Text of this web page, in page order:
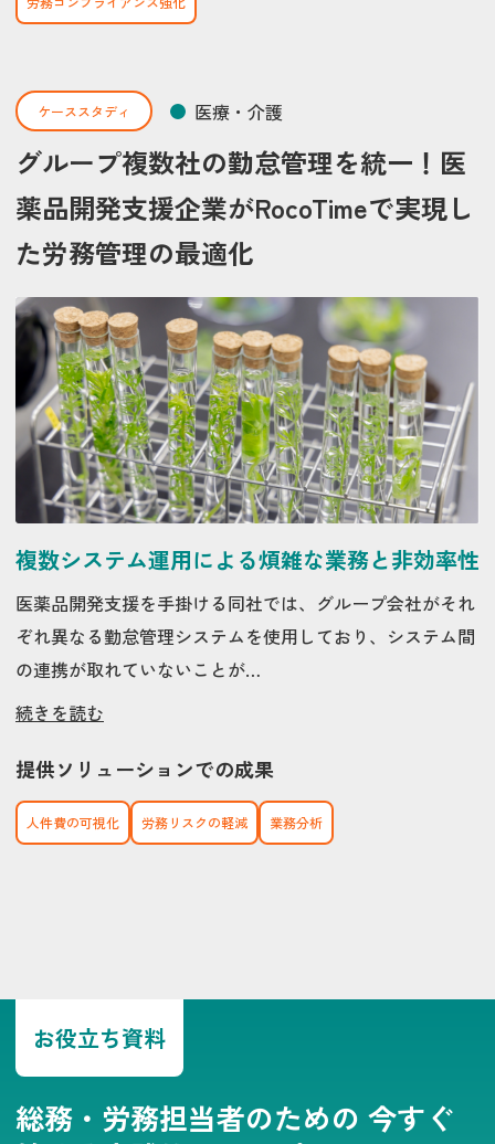
ケーススタディ 医療・介護
グループ複数社の勤怠管理を統一！医
薬品開発支援企業がRocoTimeで実現し
た労務管理の最適化
複数システム運用による煩雑な業務と非効率性
医薬品開発支援を手掛ける同社では、グループ会社がそれ
ぞれ異なる勤怠管理システムを使用しており、システム間
の連携が取れていないことが…
続きを読む
提供ソリューションでの成果
人件費の可視化 労務リスクの軽減 業務分析
お役立ち資料
総務・労務担当者のための 今すぐ